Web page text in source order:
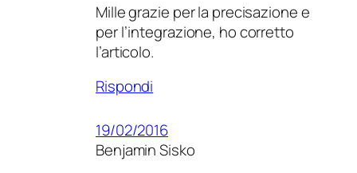
Mille grazie per la precisazione e
per l’integrazione, ho corretto
l’articolo.
Rispondi
19/02/2016
Benjamin Sisko